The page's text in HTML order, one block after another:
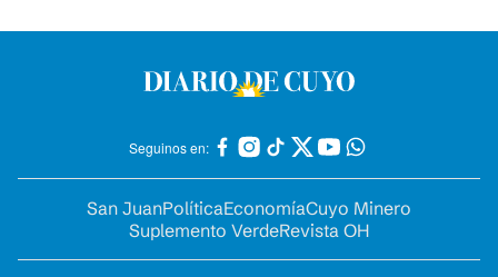
Seguinos en:
San JuanPolíticaEconomíaCuyo Minero
Suplemento VerdeRevista OH